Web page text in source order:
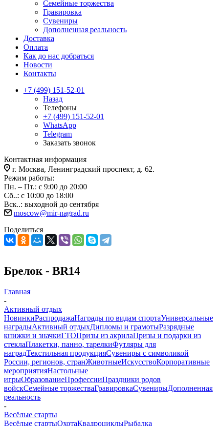
Семейные торжества
Гравировка
Сувениры
Дополненная реальность
Доставка
Оплата
Как до нас добраться
Новости
Контакты
+7 (499) 151-52-01
Назад
Телефоны
+7 (499) 151-52-01
WhatsApp
Telegram
Заказать звонок
Контактная информация
г. Москва, Ленинградский проспект, д. 62.
Режим работы:
Пн. – Пт.: с 9:00 до 20:00
Сб..: с 10:00 до 18:00
Вск..: выходной до сентября
moscow@mir-nagrad.ru
Поделиться
Брелок - BR14
Главная
-
Активный отдых
НовинкиРаспродажаНаграды по видам спортаУниверсальные
наградыАктивный отдыхДипломы и грамотыРазрядные
книжки и значкиГТОПризы из акрилаПризы и подарки из
стеклаПлакетки, панно, тарелкиФутляры для
наградТекстильная продукцияСувениры с символикой
России, регионов, странЖивотныеИскусствоКорпоративные
мероприятияНастольные
игрыОбразованиеПрофессииПраздники родов
войскСемейные торжестваГравировкаСувенирыДополненная
реальность
-
Весёлые старты
Весёлые стартыОхотаКвадроциклыРыбалка